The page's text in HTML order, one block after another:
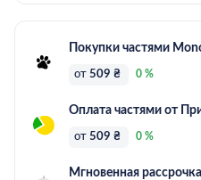
Покупки частями
от 509 ₴ 0 %
Оплата частями от
от 509 ₴ 0 %
Мгновенная